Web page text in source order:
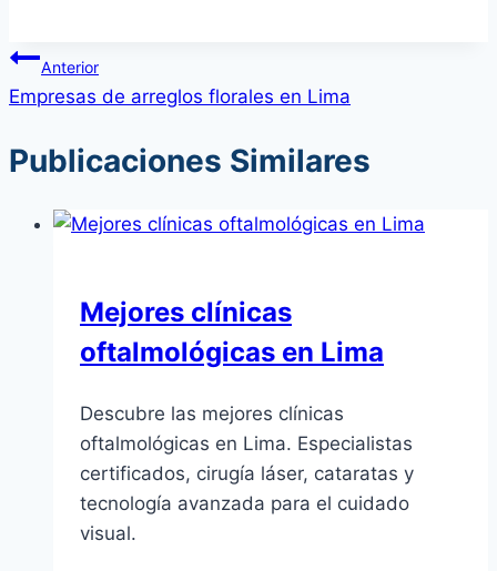
Navegación
de
entradas
Anterior
Empresas de arreglos florales en Lima
Publicaciones Similares
Mejores clínicas
oftalmológicas en Lima
Descubre las mejores clínicas
oftalmológicas en Lima. Especialistas
certificados, cirugía láser, cataratas y
tecnología avanzada para el cuidado
visual.